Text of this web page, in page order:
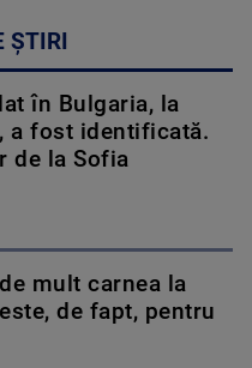
ȘTIRI
în Bulgaria, la
a fost identificată.
de la Sofia
mult carnea la
de fapt, pentru